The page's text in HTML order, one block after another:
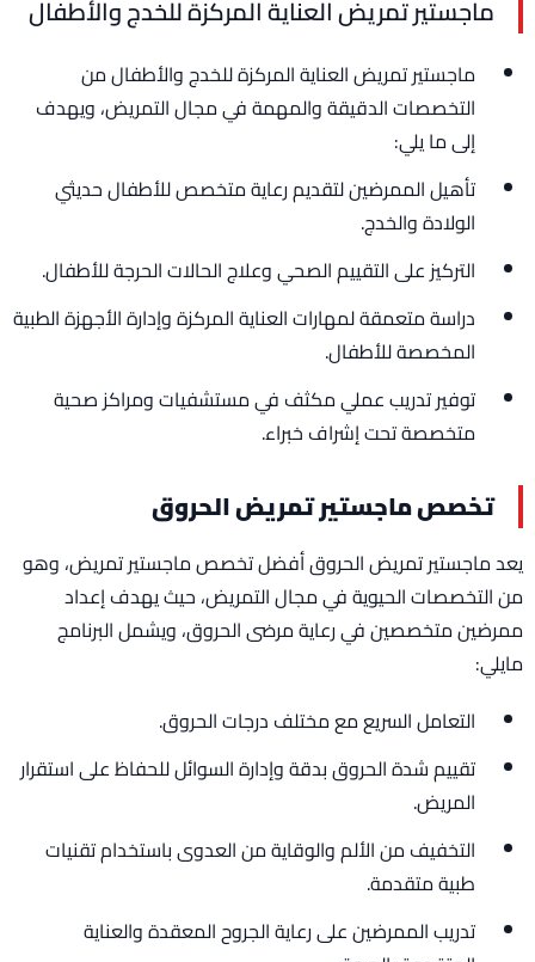
ماجستير تمريض العناية المركزة للخدج والأطفال
ماجستير تمريض العناية المركزة للخدج والأطفال من
التخصصات الدقيقة والمهمة في مجال التمريض، ويهدف
إلى ما يلي:
تأهيل الممرضين لتقديم رعاية متخصص للأطفال حديثي
الولادة والخدج.
التركيز على التقييم الصحي وعلاج الحالات الحرجة للأطفال.
دراسة متعمقة لمهارات العناية المركزة وإدارة الأجهزة الطبية
المخصصة للأطفال.
توفير تدريب عملي مكثف في مستشفيات ومراكز صحية
متخصصة تحت إشراف خبراء.
تخصص ماجستير تمريض الحروق
يعد ماجستير تمريض الحروق أفضل تخصص ماجستير تمريض، وهو
من التخصصات الحيوية في مجال التمريض، حيث يهدف إعداد
ممرضين متخصصين في رعاية مرضى الحروق، ويشمل البرنامج
مايلي:
التعامل السريع مع مختلف درجات الحروق.
تقييم شدة الحروق بدقة وإدارة السوائل للحفاظ على استقرار
المريض.
التخفيف من الألم والوقاية من العدوى باستخدام تقنيات
طبية متقدمة.
تدريب الممرضين على رعاية الجروح المعقدة والعناية